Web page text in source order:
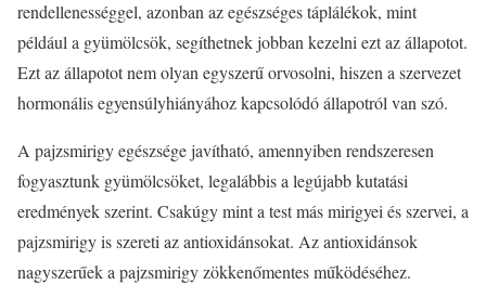
rendellenességgel, azonban az egészséges táplálékok, mint
például a gyümölcsök, segíthetnek jobban kezelni ezt az állapotot.
Ezt az állapotot nem olyan egyszerű orvosolni, hiszen a szervezet
hormonális egyensúlyhiányához kapcsolódó állapotról van szó.
A pajzsmirigy egészsége javítható, amennyiben rendszeresen
fogyasztunk gyümölcsöket, legalábbis a legújabb kutatási
eredmények szerint. Csakúgy mint a test más mirigyei és szervei, a
pajzsmirigy is szereti az antioxidánsokat. Az antioxidánsok
nagyszerűek a pajzsmirigy zökkenőmentes működéséhez.